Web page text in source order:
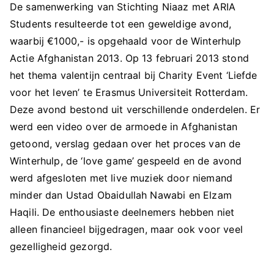
De samenwerking van Stichting Niaaz met ARIA
Students resulteerde tot een geweldige avond,
waarbij €1000,- is opgehaald voor de Winterhulp
Actie Afghanistan 2013. Op 13 februari 2013 stond
het thema valentijn centraal bij Charity Event ‘Liefde
voor het leven’ te Erasmus Universiteit Rotterdam.
Deze avond bestond uit verschillende onderdelen. Er
werd een video over de armoede in Afghanistan
getoond, verslag gedaan over het proces van de
Winterhulp, de ‘love game’ gespeeld en de avond
werd afgesloten met live muziek door niemand
minder dan Ustad Obaidullah Nawabi en Elzam
Haqili. De enthousiaste deelnemers hebben niet
alleen financieel bijgedragen, maar ook voor veel
gezelligheid gezorgd.